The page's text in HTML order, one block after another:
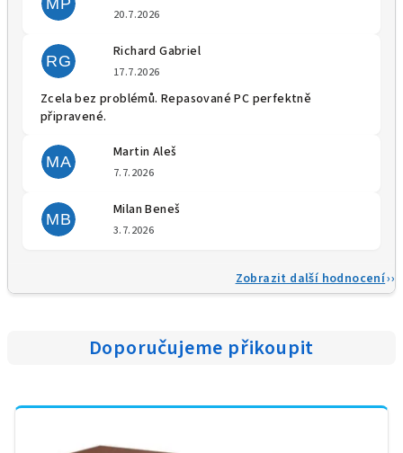
MP
20.7.2026
RG
Richard Gabriel
17.7.2026
Zcela bez problémů. Repasované PC perfektně
připravené.
MA
Martin Aleš
7.7.2026
MB
Milan Beneš
3.7.2026
Zobrazit další hodnocení
Doporučujeme přikoupit